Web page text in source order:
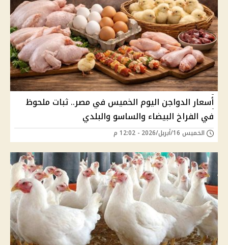
أسعار الدواجن اليوم الخميس في مصر.. ثبات ملحوظ
في الفراخ البيضاء والساسو والبلدي
الخميس 16/أبريل/2026 - 12:02 م